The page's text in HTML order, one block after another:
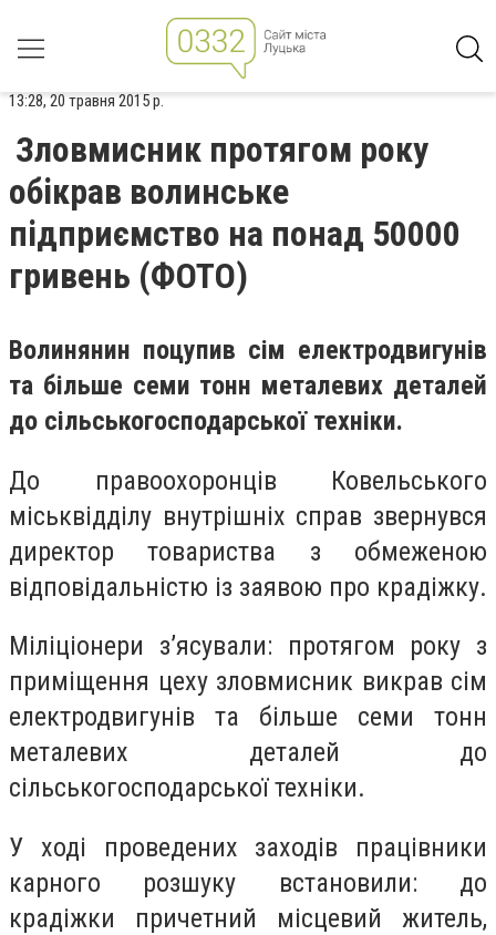
13:28, 20 травня 2015 р.
Зловмисник протягом року
обікрав волинське
підприємство на понад 50000
гривень (ФОТО)
Волинянин поцупив сім електродвигунів
та більше семи тонн металевих деталей
до сільськогосподарської техніки.
До правоохоронців Ковельського
міськвідділу внутрішніх справ звернувся
директор товариства з обмеженою
відповідальністю із заявою про крадіжку.
Міліціонери з’ясували: протягом року з
приміщення цеху зловмисник викрав сім
електродвигунів та більше семи тонн
металевих деталей до
сільськогосподарської техніки.
У ході проведених заходів працівники
карного розшуку встановили: до
крадіжки причетний місцевий житель,